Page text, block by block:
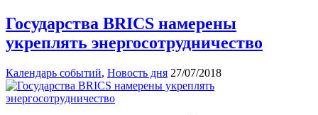
Государства BRICS намерены
укреплять энергосотрудничество
Календарь событий, Новость дня 27/07/2018